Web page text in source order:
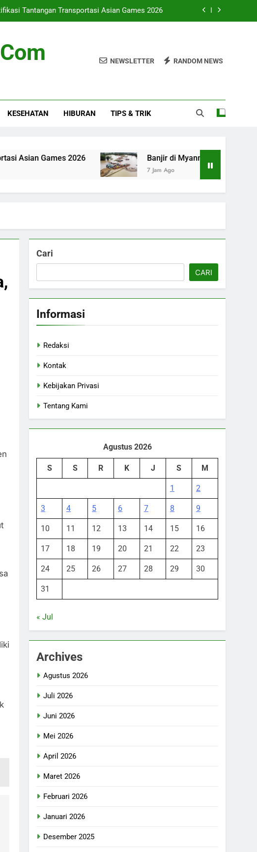
Tantangan Transportasi Asian Games 2026
Pirolisis Dukung PSEL Atasi Sampah Nasional
BBM di Kepri Dijamin Aman oleh Pertamina
di Myanmar Pengaruhi Lebih dari 40.000 Warga
NEWSLETTER RANDOM NEWS
KESEHATAN HIBURAN TIPS & TRIK
Games 2026 Banjir di Myanmar Pengaruhi Lebih dari
7 Jam Ago
Cari
CARI
Informasi
Redaksi
Kontak
Kebijakan Privasi
Tentang Kami
Agustus 2026
S S R K J S M
1 2
3 4 5 6 7 8 9
10 11 12 13 14 15 16
17 18 19 20 21 22 23
24 25 26 27 28 29 30
31
« Jul
Archives
Agustus 2026
Juli 2026
Juni 2026
Mei 2026
April 2026
Maret 2026
Februari 2026
Januari 2026
Desember 2025